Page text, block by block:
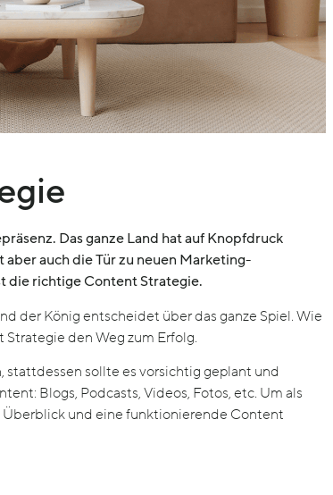
Das ganze Land hat auf Knopfdruck
auch die Tür zu neuen Marketing-
die richtige Content Strategie.
der König entscheidet über das ganze Spiel. Wie
den Weg zum Erfolg.
sollte es vorsichtig geplant und
Blogs, Podcasts, Videos, Fotos, etc. Um als
und eine funktionierende Content